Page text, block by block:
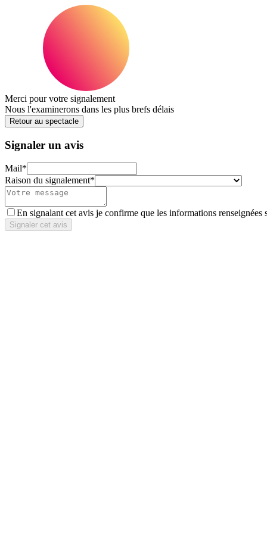
Merci pour votre signalement
Nous l'examinerons dans les plus brefs délais
Retour au spectacle
Signaler un avis
Mail*
Raison du signalement*
En signalant cet avis je confirme que les informations renseignées
Signaler cet avis